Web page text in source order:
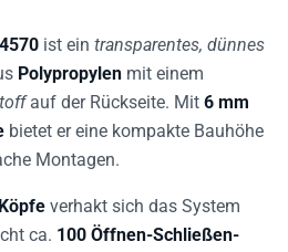
ist ein transparentes, dünnes
Polypropylen mit einem
auf der Rückseite. Mit 6 mm
bietet er eine kompakte Bauhöhe
Montagen.
verhakt sich das System
ca. 100 Öffnen-Schließen-